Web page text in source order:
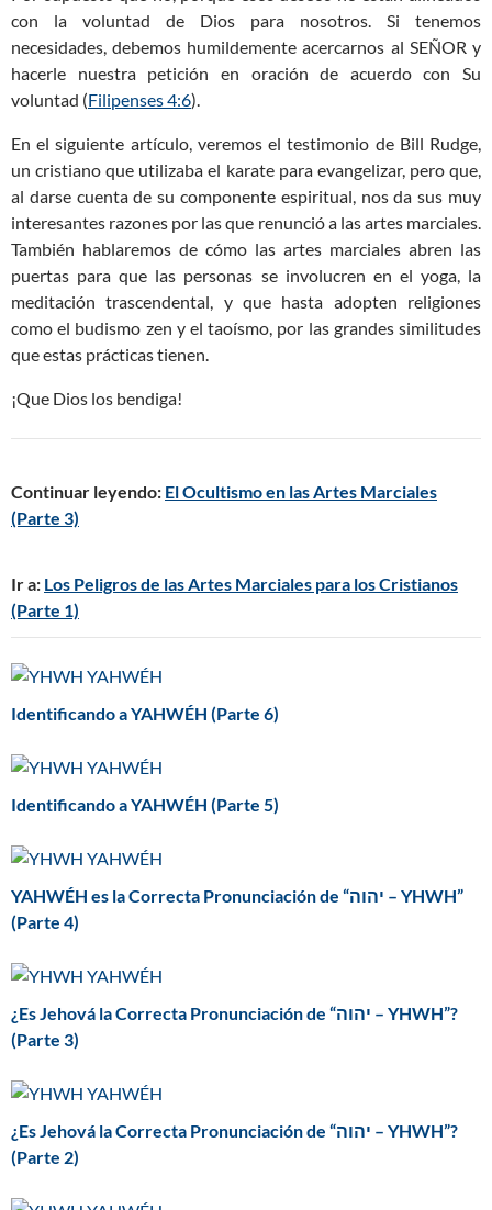
con la voluntad de Dios para nosotros. Si tenemos
necesidades, debemos humildemente acercarnos al SEÑOR y
hacerle nuestra petición en oración de acuerdo con Su
voluntad (Filipenses 4:6).
En el siguiente artículo, veremos el testimonio de Bill Rudge,
un cristiano que utilizaba el karate para evangelizar, pero que,
al darse cuenta de su componente espiritual, nos da sus muy
interesantes razones por las que renunció a las artes marciales.
También hablaremos de cómo las artes marciales abren las
puertas para que las personas se involucren en el yoga, la
meditación trascendental, y que hasta adopten religiones
como el budismo zen y el taoísmo, por las grandes similitudes
que estas prácticas tienen.
¡Que Dios los bendiga!
Continuar leyendo: El Ocultismo en las Artes Marciales
(Parte 3)
Ir a: Los Peligros de las Artes Marciales para los Cristianos
(Parte 1)
Identificando a YAHWÉH (Parte 6)
Identificando a YAHWÉH (Parte 5)
YAHWÉH es la Correcta Pronunciación de “יהוה – YHWH”
(Parte 4)
¿Es Jehová la Correcta Pronunciación de “יהוה – YHWH”?
(Parte 3)
¿Es Jehová la Correcta Pronunciación de “יהוה – YHWH”?
(Parte 2)